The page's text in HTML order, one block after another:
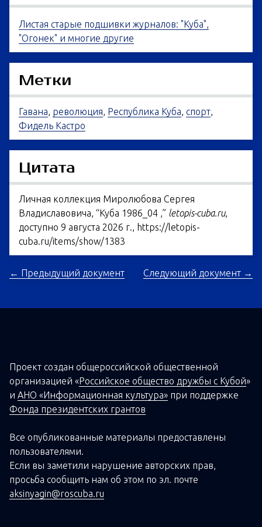
Листая старые подшивки журналов: "Куба",
"Огонек" и многие другие
Метки
Гавана, революция, Республика Куба, спорт,
Фидель Кастро
Цитата
Личная коллекция Миролюбова Сергея
Владиславовича, “Куба 1986_04 ,” letopis-cuba.ru,
доступно 9 августа 2026 г., https://letopis-
cuba.ru/items/show/1383
← Предыдущий документ Следующий документ →
Проект создан общероссийской общественной
организацией «Российское общество дружбы с Кубой»
и АНО «Информационная культура» при поддержке
Фонда президентских грантов
Все опубликованные материалы предоставлены
пользователями.
Если вы заметили нарушение авторских прав,
просьба сообщить нам об этом по эл. почте
aksinyagin@roscuba.ru